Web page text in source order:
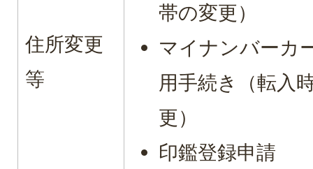
住所変更
等
帯の変更）
マイナンバーカ
用手続き（転入
更）
印鑑登録申請